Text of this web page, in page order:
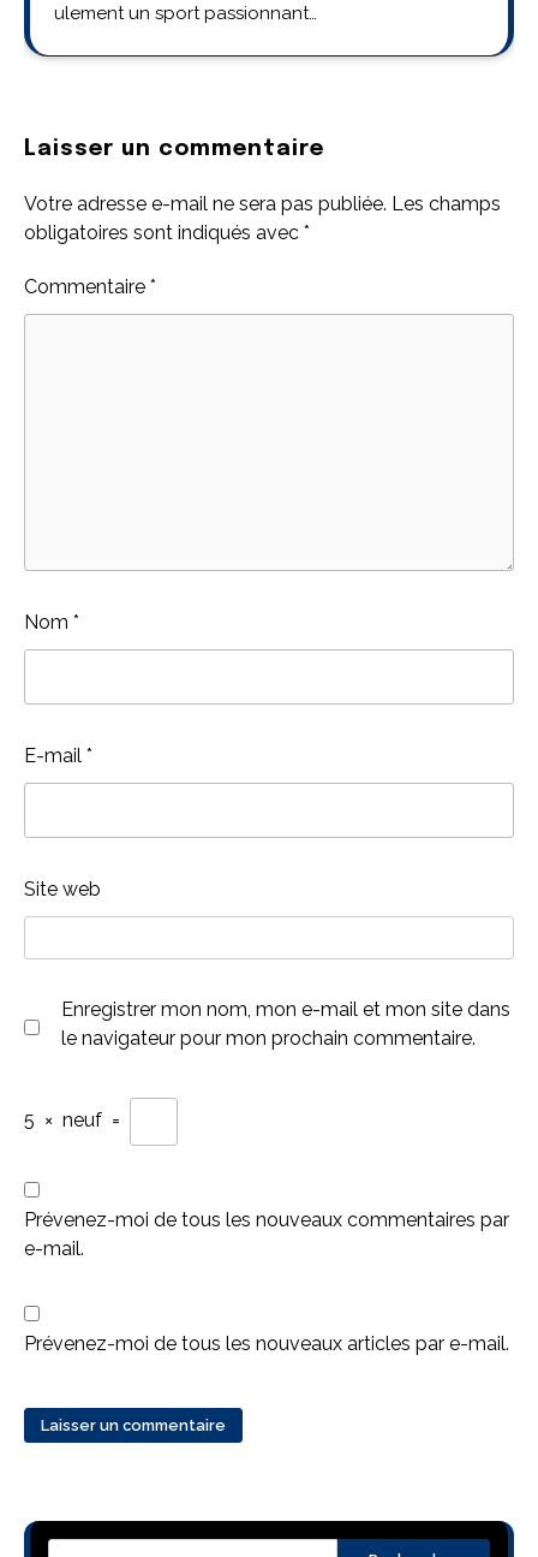
ulement un sport passionnant…
Laisser un commentaire
Votre adresse e-mail ne sera pas publiée. Les champs
obligatoires sont indiqués avec *
Commentaire *
Nom *
E-mail *
Site web
Enregistrer mon nom, mon e-mail et mon site dans
le navigateur pour mon prochain commentaire.
5 × neuf =
Prévenez-moi de tous les nouveaux commentaires par
e-mail.
Prévenez-moi de tous les nouveaux articles par e-mail.